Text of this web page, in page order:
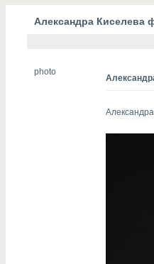
Александра Киселева
photo